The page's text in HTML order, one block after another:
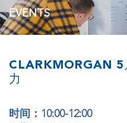
EVENTS
CLARKMORGAN 5
力
时间：10:00-12:00